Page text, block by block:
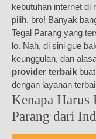
kebutuhan internet di
pilih, bro! Banyak
Tegal Parang yang
lo. Nah, di sini gue
keunggulan, dan
provider terbaik
dengan layanan
Kenapa Harus
Parang dari